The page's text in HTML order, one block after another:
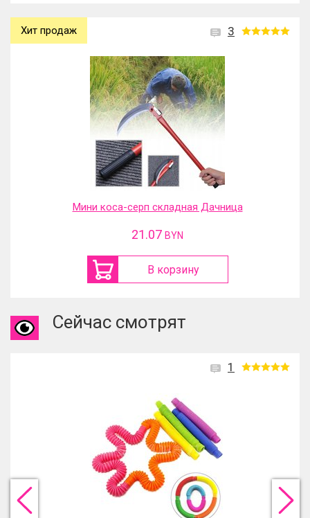
3
Хит продаж
Мини коса-серп складная Дачница
21.07 BYN
В корзину
Сейчас смотрят
1